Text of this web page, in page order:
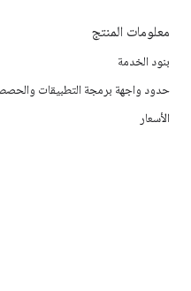
معلومات المنتج
بنود الخدمة
حدود واجهة برمجة التطبيقات
الأسعار